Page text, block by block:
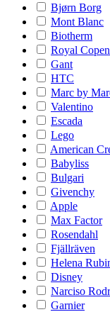
Bjørn Borg
Mont Blanc
Biotherm
Royal
Gant
HTC
Marc by
Valentino
Escada
Lego
American
Babyliss
Bulgari
Givenchy
Apple
Max Factor
Rosendahl
Fjällräven
Helena
Disney
Narciso
Garnier